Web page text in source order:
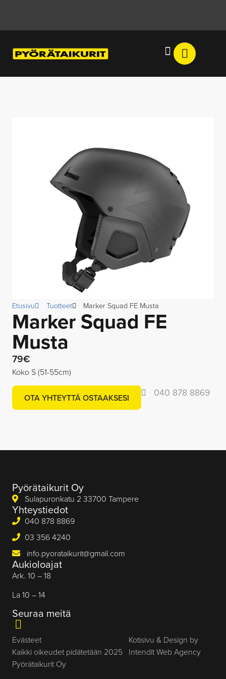
Etusivu Tuotteet Marker Squad FE Musta
Marker Squad FE
Musta
79€
Koko S (51-55cm)
OTA YHTEYTTÄ OSTAAKSESI 040 878 8869
Pyörätaikurit Oy
Sulapuronkatu 2 33700 Tampere
Yhteystiedot
040 878 8869
03 356 4240
info.pyorataikurit@gmail.com
Aukioloajat
Ark. 10 – 18
La 10 – 14
Seuraa meitä
Evästeet
Kaikki oikeudet pidätetään 2025
Pyörätaikurit Oy
Kotisivu & Design by
Intendit Web Agency